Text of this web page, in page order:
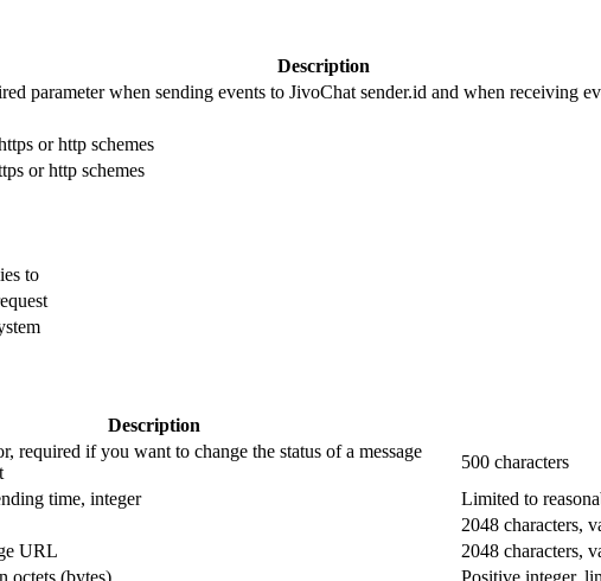
Description
parameter when sending events to JivoChat sender.id and when receiving
or http schemes
or http schemes
to
Description
required if you want to change the status of a message
500 characters
time, integer
Limited to
2048 characters,
URL
2048 characters,
octets (bytes) Positive integer,